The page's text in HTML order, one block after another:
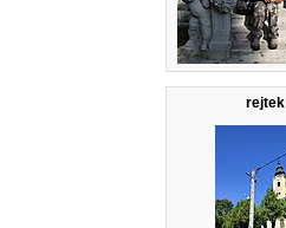
rejtek